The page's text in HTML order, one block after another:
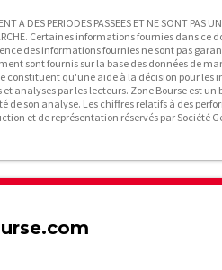
A DES PERIODES PASSEES ET NE SONT PAS
Certaines informations fournies dans
des informations fournies ne sont pas
sont fournis sur la base des données de
qu'une aide à la décision pour les
par les lecteurs. Zone Bourse est
son analyse. Les chiffres relatifs à des
et de représentation réservés par Société